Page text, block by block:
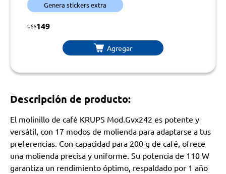
Genera stickers extra
U$S149
Agregar
Descripción de producto:
El molinillo de café KRUPS Mod.Gvx242 es potente y
versátil, con 17 modos de molienda para adaptarse a tus
preferencias. Con capacidad para 200 g de café, ofrece
una molienda precisa y uniforme. Su potencia de 110 W
garantiza un rendimiento óptimo, respaldado por 1 año